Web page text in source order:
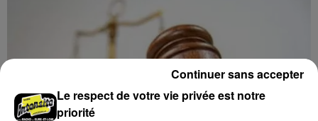
Le respect de votre vie privée est notre
priorité
Continuer sans accepter